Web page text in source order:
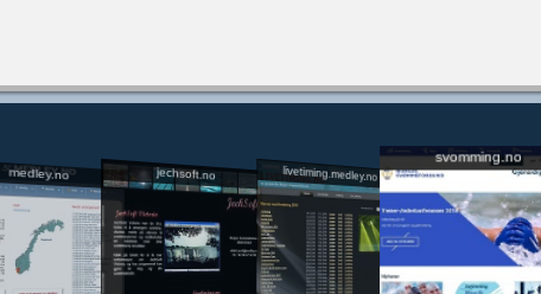
medley.no jechsoft.no livetiming.medley.no
svomming.no